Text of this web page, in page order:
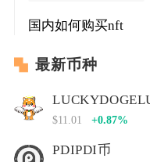
国内如何购买nft
最新币种
$11.01 +0.87%
PDIPDI币